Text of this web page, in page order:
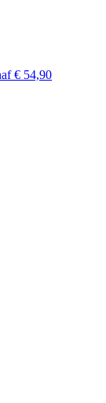
€ 54,90